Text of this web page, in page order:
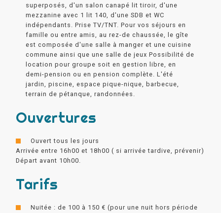
superposés, d'un salon canapé lit tiroir, d'une
mezzanine avec 1 lit 140, d'une SDB et WC
indépendants. Prise TV/TNT. Pour vos séjours en
famille ou entre amis, au rez-de chaussée, le gîte
est composée d'une salle à manger et une cuisine
commune ainsi que une salle de jeux Possibilité de
location pour groupe soit en gestion libre, en
demi-pension ou en pension complète. L'été
jardin, piscine, espace pique-nique, barbecue,
terrain de pétanque, randonnées.
Ouvertures
Ouvert tous les jours
Arrivée entre 16h00 et 18h00 ( si arrivée tardive, prévenir)
Départ avant 10h00.
Tarifs
Nuitée : de 100 à 150 € (pour une nuit hors période